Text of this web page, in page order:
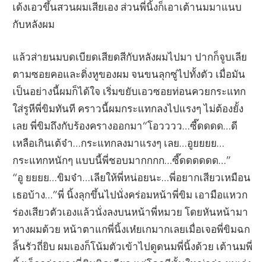
เด้งเอวขึ้นสวนผมเสียเอง ส่วนพี่นิ้งก็เอาเต้านมมาแนบ
กับหลังผม
แล้วส่ายนมบดเบียดเสียดสีกับหลังผมไปมา ปากก็จูบเลีย
ตามซอยคอและติ่งหูของผม จนขนลุกซู่ไปทั้งตัว เมื่อมัน
เป็นอย่างนี้ผมก็ได้ใจ เริ่มขยับเอวซอยท่อนควยกระแทก
ใส่รูหีพี่ขิมทันที คราวนี้ผมกระแทกลงไปแรงๆ ไม่ต้องยั้ง
เลย พี่ขิมถึงกับร้องครางออกมา“โอวววว…ซี๊ดดดด…ดี
เหลือเกินเต้จ๋า…กระแทกลงมาแรงๆ เลย…อูยยยย…
กระแทกหนักๆ แบบนี้พี่ชอบมากกกก…ซี๊ดดดดดด…”
“อู ยยยย…ขิมจ๋า…เลียให้พี่หน่อยนะ…พี่อยากเสียวเหมือน
เธอบ้าง…”พี่ นิ้งลุกขึ้นไปนั่งคร่อมหน้าพี่ขิม เอามือแหวก
ร่องเสียวตัวเองแล้วนั่งลงบนหน้าพี่หมวย โดยหันหน้ามา
ทางผมด้วย หน้าตาแกพี่นิ้งเห๋ยเกมากเลยเมื่อเจอพี่ขิมฉก
ลิ้นรัวถี่ยิบ ผมเองก็โน้มตัวเข้าไปดูดนมพี่นิ้งด้วย เต้านมพี่